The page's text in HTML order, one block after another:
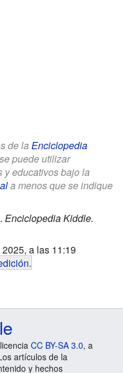
de la Enciclopedia
puede utilizar
y educativos bajo la
a menos que se indique
. Enciclopedia Kiddle.
a las 11:19
.
CC BY-SA 3.0, a
artículos de la
y hechos